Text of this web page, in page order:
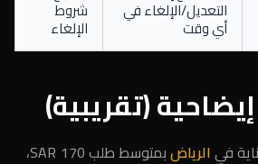
التعديل/الإلغاء في
أي وقت
شروط
الإلغاء
(تقريبية)
فيالرياض
بمتوسط طلب 170 SAR،